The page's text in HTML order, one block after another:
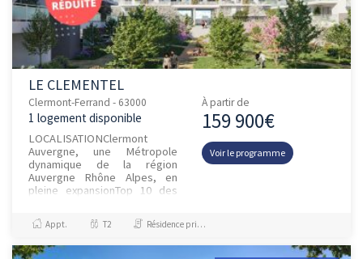
LE CLEMENTEL
Clermont-Ferrand - 63000
1 logement disponible
LOCALISATIONClermont
Auvergne, une Métropole
dynamique de la région
Auvergne Rhône Alpes, en
pleine expansionTop 10 des
attractivesClermont-Ferrand
se situe au cœur d’u...
À partir de
159 900€
Voir le programme
Appt. T2 Résidence principale / PTZ